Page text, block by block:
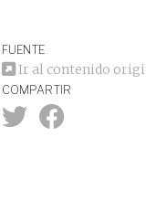
FUENTE
Ir al contenido
COMPARTIR